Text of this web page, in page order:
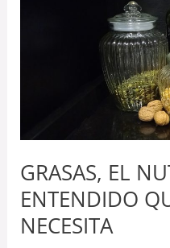
GRASAS, EL
ENTENDIDO
NECESITA
CUERPO
NECESITA